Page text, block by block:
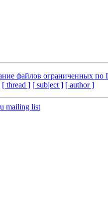
файлов ограниченных по
[ thread ] [ subject ] [ author ]
mailing list